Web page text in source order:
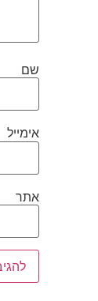
שם
אימייל
אתר